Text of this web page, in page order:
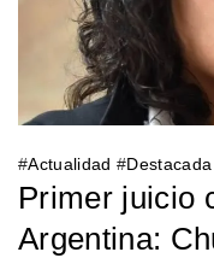
#Actualidad #Destacada
Primer juicio
Argentina: